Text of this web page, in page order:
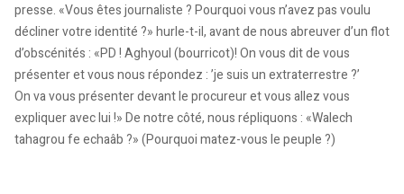
presse. «Vous êtes journaliste ? Pourquoi vous n’avez pas voulu
décliner votre identité ?» hurle-t-il, avant de nous abreuver d’un flot
d’obscénités : «PD ! Aghyoul (bourricot)! On vous dit de vous
présenter et vous nous répondez : ’je suis un extraterrestre ?’
On va vous présenter devant le procureur et vous allez vous
expliquer avec lui !» De notre côté, nous répliquons : «Walech
tahagrou fe echaâb ?» (Pourquoi matez-vous le peuple ?)